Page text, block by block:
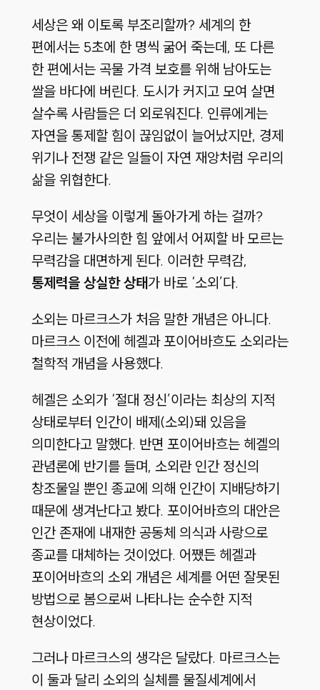
세상은 왜 이토록 부조리할까? 세계의 한
편에서는 5초에 한 명씩 굶어 죽는데, 또 다른
한 편에서는 곡물 가격 보호를 위해 남아도는
쌀을 바다에 버린다. 도시가 커지고 모여 살면
살수록 사람들은 더 외로워진다. 인류에게는
자연을 통제할 힘이 끊임없이 늘어났지만, 경제
위기나 전쟁 같은 일들이 자연 재앙처럼 우리의
삶을 위협한다.
무엇이 세상을 이렇게 돌아가게 하는 걸까?
우리는 불가사의한 힘 앞에서 어찌할 바 모르는
무력감을 대면하게 된다. 이러한 무력감,
통제력을 상실한 상태가 바로 ‘소외’다.
소외는 마르크스가 처음 말한 개념은 아니다.
마르크스 이전에 헤겔과 포이어바흐도 소외라는
철학적 개념을 사용했다.
헤겔은 소외가 ‘절대 정신’이라는 최상의 지적
상태로부터 인간이 배제(소외)돼 있음을
의미한다고 말했다. 반면 포이어바흐는 헤겔의
관념론에 반기를 들며, 소외란 인간 정신의
창조물일 뿐인 종교에 의해 인간이 지배당하기
때문에 생겨난다고 봤다. 포이어바흐의 대안은
인간 존재에 내재한 공동체 의식과 사랑으로
종교를 대체하는 것이었다. 어쨌든 헤겔과
포이어바흐의 소외 개념은 세계를 어떤 잘못된
방법으로 봄으로써 나타나는 순수한 지적
현상이었다.
그러나 마르크스의 생각은 달랐다. 마르크스는
이 둘과 달리 소외의 실체를 물질세계에서